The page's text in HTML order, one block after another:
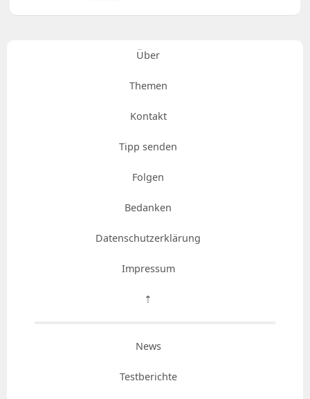
Über
Themen
Kontakt
Tipp senden
Folgen
Bedanken
Datenschutzerklärung
Impressum
⇡
News
Testberichte